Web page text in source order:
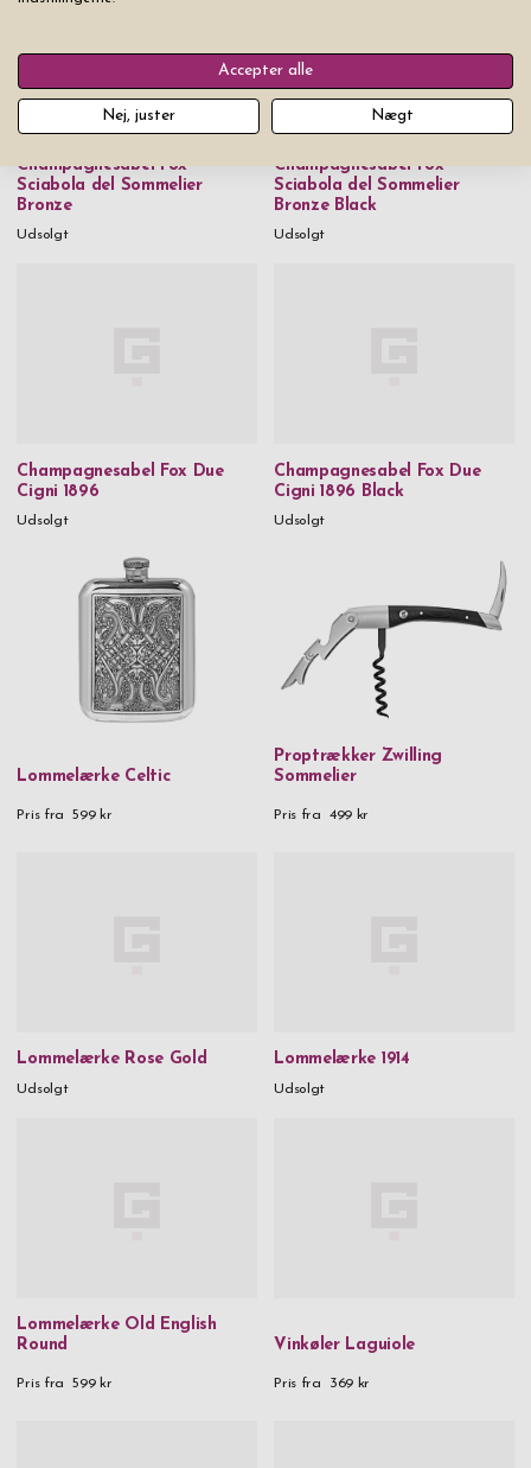
Champagnesabel Fox
Sciabola del Sommelier
Bronze
Udsolgt
Champagnesabel Fox
Sciabola del Sommelier
Bronze Black
Udsolgt
Champagnesabel Fox Due
Cigni 1896
Udsolgt
Champagnesabel Fox Due
Cigni 1896 Black
Udsolgt
Lommelærke Celtic
Pris fra 599 kr
Proptrækker Zwilling
Sommelier
Pris fra 499 kr
Lommelærke Rose Gold
Udsolgt
Lommelærke 1914
Udsolgt
Lommelærke Old English
Round
Pris fra 599 kr
Vinkøler Laguiole
Pris fra 369 kr
Accepter alle
Nej, juster Nægt